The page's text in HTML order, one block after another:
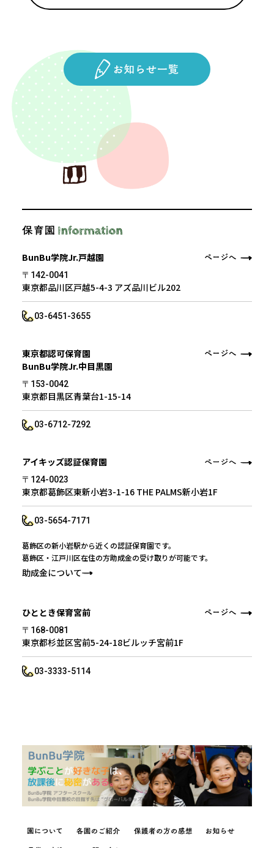
BunBu学院Jr.戸越園
〒142-0041
東京都品川区戸越5-4-3 アズ品川ビル202
03-6451-3655
東京都認可保育園
BunBu学院Jr.中目黒園
〒153-0042
東京都目黒区青葉台1-15-14
03-6712-7292
アイキッズ認証保育園
〒124-0023
東京都葛飾区東新小岩3-1-16 THE PALMS新小岩1F
03-5654-7171
葛飾区の新小岩駅から近くの認証保育園です。
葛飾区・江戸川区在住の方助成金の受け取りが可能です。
助成金について
ひととき保育宮前
〒168-0081
東京都杉並区宮前5-24-18ビルッチ宮前1F
03-3333-5114